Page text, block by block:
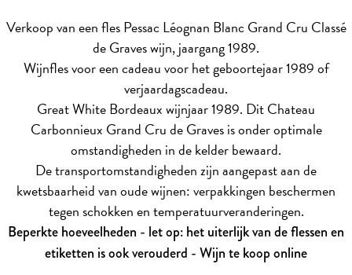
Verkoop van een fles Pessac Léognan Blanc Grand Cru Classé
de Graves wijn, jaargang 1989.
Wijnfles voor een cadeau voor het geboortejaar 1989 of
verjaardagscadeau.
Great White Bordeaux wijnjaar 1989. Dit Chateau
Carbonnieux Grand Cru de Graves is onder optimale
omstandigheden in de kelder bewaard.
De transportomstandigheden zijn aangepast aan de
kwetsbaarheid van oude wijnen: verpakkingen beschermen
tegen schokken en temperatuurveranderingen.
Beperkte hoeveelheden - let op: het uiterlijk van de flessen en
etiketten is ook verouderd - Wijn te koop online